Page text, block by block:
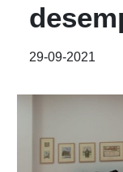
29-09-2021